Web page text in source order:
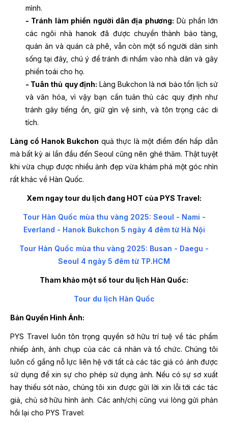
mình.
- Tránh làm phiền người dân địa phương: Dù phần lớn
các ngôi nhà hanok đã được chuyển thành bảo tàng,
quán ăn và quán cà phê, vẫn còn một số người dân sinh
sống tại đây, chú ý để tránh đi nhầm vào nhà dân và gây
phiền toái cho họ.
- Tuân thủ quy định: Làng Bukchon là nơi bảo tồn lịch sử
và văn hóa, vì vậy bạn cần tuân thủ các quy định như
tránh gây tiếng ồn, giữ gìn vệ sinh, và tôn trọng các di
tích.
Làng cổ Hanok Bukchon quả thực là một điểm đến hấp dẫn
mà bất kỳ ai lần đầu đến Seoul cũng nên ghé thăm. Thật tuyệt
khi vừa chụp được nhiều ảnh đẹp vừa khám phá một góc nhìn
rất khác về Hàn Quốc.
Xem ngay tour du lịch đang HOT của PYS Travel:
Tour Hàn Quốc mùa thu vàng 2025: Seoul - Nami -
Everland - Hanok Bukchon 5 ngày 4 đêm từ Hà Nội
Tour Hàn Quốc mùa thu vàng 2025: Busan - Daegu -
Seoul 4 ngày 5 đêm từ TP.HCM
Tham khảo một số tour du lịch Hàn Quốc:
Tour du lịch Hàn Quốc
Bản Quyền Hình Ảnh:
PYS Travel luôn tôn trọng quyền sở hữu trí tuệ về tác phẩm
nhiếp ảnh, ảnh chụp của các cá nhân và tổ chức. Chúng tôi
luôn cố gắng nỗ lực liên hệ với tất cả các tác giả có ảnh được
sử dụng để xin sự cho phép sử dụng ảnh. Nếu có sự sơ xuất
hay thiếu sót nào, chúng tôi xin được gửi lời xin lỗi tới các tác
giả, chủ sở hữu hình ảnh. Các anh/chị cũng vui lòng gửi phản
hồi lại cho PYS Travel: